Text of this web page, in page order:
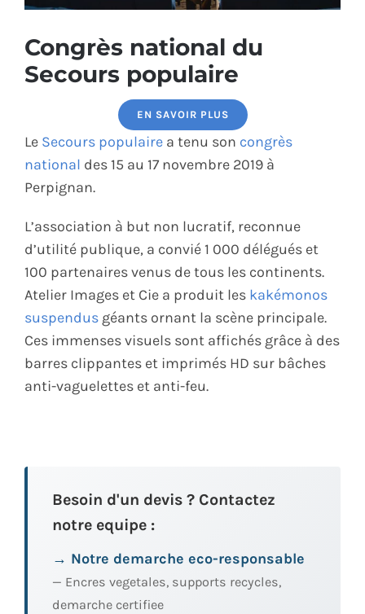
CONTACT
Congrès national du
Secours populaire
EN SAVOIR PLUS
Le Secours populaire a tenu son congrès
national des 15 au 17 novembre 2019 à
Perpignan.
L’association à but non lucratif, reconnue
d’utilité publique, a convié 1 000 délégués et
100 partenaires venus de tous les continents.
Atelier Images et Cie a produit les kakémonos
suspendus géants ornant la scène principale.
Ces immenses visuels sont affichés grâce à des
barres clippantes et imprimés HD sur bâches
anti-vaguelettes et anti-feu.
Besoin d'un devis ? Contactez
notre equipe :
→ Notre demarche eco-responsable
— Encres vegetales, supports recycles,
demarche certifiee